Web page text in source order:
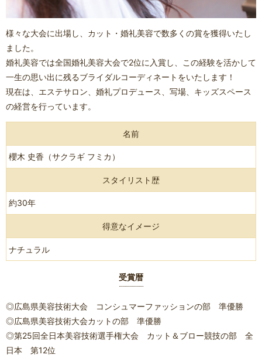
様々な大会に出場し、カット・婚礼美容で数多くの賞を獲得いたし
ました。
婚礼美容では全国婚礼美容大会で2位に入賞し、この経験を活かして
一生の思い出に残るブライダルコーディネートをいたします！
現在は、エステサロン、婚礼プロデュース、写場、キッズスペース
の経営を行っています。
名前
櫻木 史香（サクラギ フミカ）
スタイリスト歴
約30年
得意なイメージ
ナチュラル
受賞暦
◎広島県美容技術大会 コンシュマーファッションの部 準優勝
◎広島県美容技術大会カットの部 準優勝
◎第25回全日本美容技術選手権大会 カット＆ブロー競技の部 全
日本 第12位